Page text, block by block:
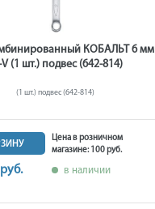
КОБАЛЬТ 6 мм
V (1 шт.) подвес (642-814)
(1 шт.) подвес (642-814)
Цена в розничном
магазине: 100 руб.
в наличии